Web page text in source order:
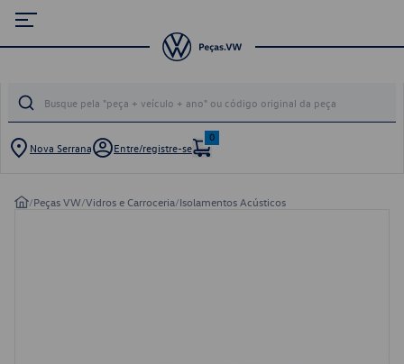
Nova Serrana Entre/registre-se
0
/Peças VW/Vidros e Carroceria/Isolamentos Acústicos